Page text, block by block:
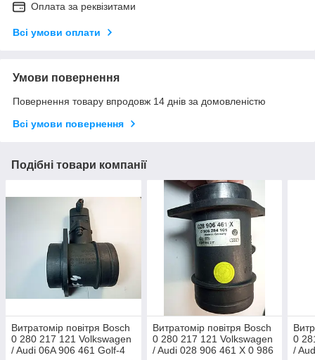
Оплата за реквізитами
Всі умови оплати
Умови повернення
Повернення товару впродовж 14 днів за домовленістю
Всі умови повернення
Подібні товари компанії
Витратомір повітря Bosch
0 280 217 121 Volkswagen
/ Audi 06A 906 461 Golf-4
Витратомір повітря Bosch
0 280 217 121 Volkswagen
/ Audi 028 906 461 X 0 986
0
/